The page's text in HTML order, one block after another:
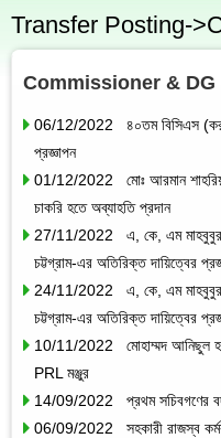
Transfer Posting-
Commissioner & DG
06/12/2022 ৪০তম বিসিএস (কর)
প্রজ্ঞাপন
01/12/2022 মোঃ আরমান
চাকরি হতে অব্যাহতি প্রদান
27/11/2022 এ, কে, এম মাহবুবুর
চট্টগ্রাম-এর অতিরিক্ত দায়িত্বের
24/11/2022 এ, কে, এম মাহবুবুর
চট্টগ্রাম-এর অতিরিক্ত দায়িত্বের
10/11/2022 মোহাম্মদ আনিছুল হক
PRL মঞ্জুর
14/09/2022 প্রথম সচিবগণের
06/09/2022 সহকারী রাজস্ব